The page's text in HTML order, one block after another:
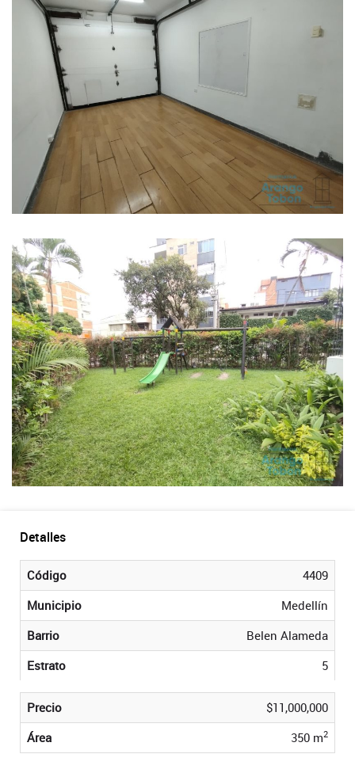
Detalles
Código
4409
Municipio
Medellín
Barrio
Belen Alameda
Estrato
5
Precio
$11,000,000
Área
350 m2